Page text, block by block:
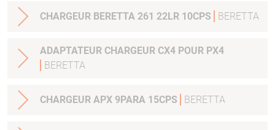
CHARGEUR BERETTA 261 22LR 10CPS BERETTA
ADAPTATEUR CHARGEUR CX4 POUR PX4
BERETTA
CHARGEUR APX 9PARA 15CPS BERETTA